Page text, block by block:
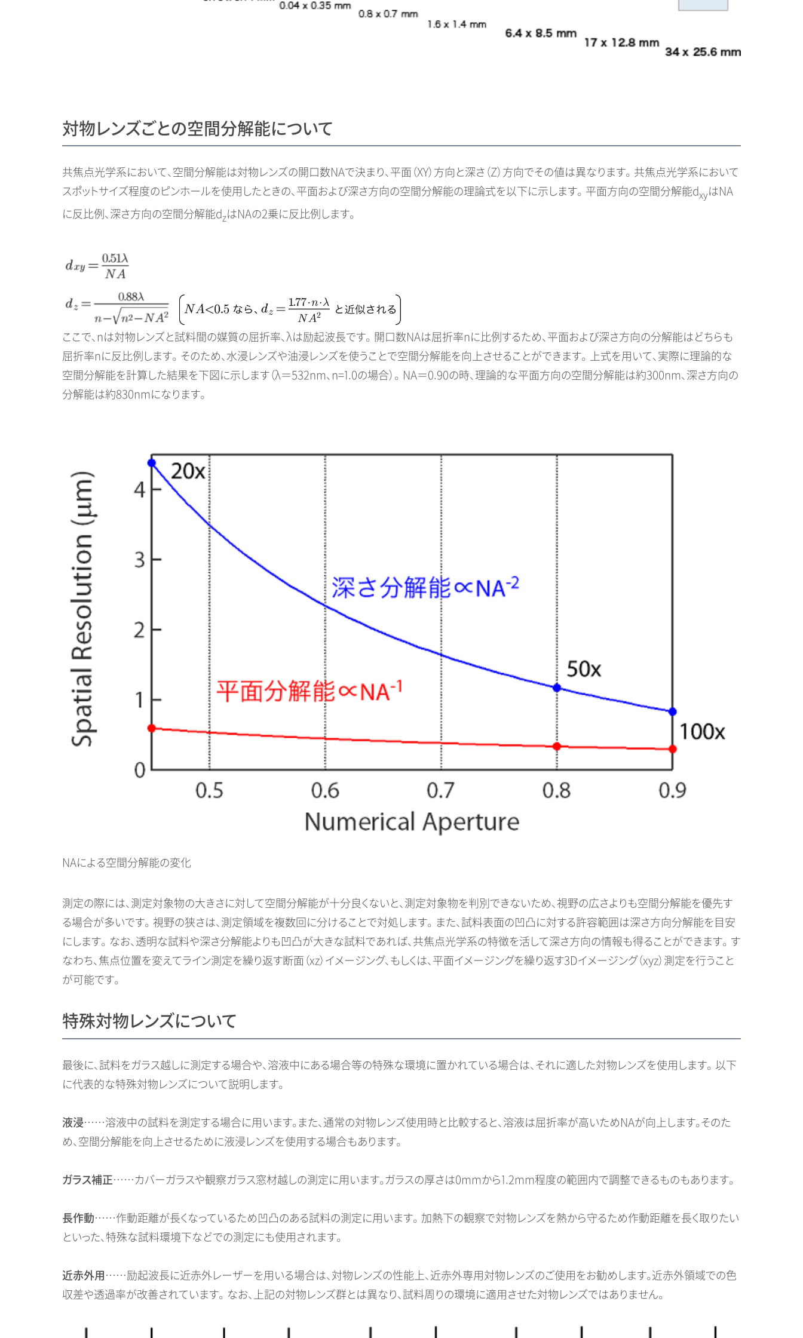
対物レンズごとの空間分解能について
共焦点光学系において、空間分解能は対物レンズの開口数NAで決まり、平面（XY）方向と深さ（Z）方向でその値は異なります。 共焦点光学系において
スポットサイズ程度のピンホールを使用したときの、平面および深さ方向の空間分解能の理論式を以下に示します。 平面方向の空間分解能dxyはNA
に反比例、深さ方向の空間分解能dzはNAの2乗に反比例します。
ここで、nは対物レンズと試料間の媒質の屈折率、λは励起波長です。 開口数NAは屈折率nに比例するため、平面および深さ方向の分解能はどちらも
屈折率nに反比例します。 そのため、水浸レンズや油浸レンズを使うことで空間分解能を向上させることができます。 上式を用いて、実際に理論的な
空間分解能を計算した結果を下図に示します（λ＝532nm、n=1.0の場合）。 NA＝0.90の時、理論的な平面方向の空間分解能は約300nm、深さ方向の
分解能は約830nmになります。
NAによる空間分解能の変化
測定の際には、測定対象物の大きさに対して空間分解能が十分良くないと、測定対象物を判別できないため、視野の広さよりも空間分解能を優先す
る場合が多いです。 視野の狭さは、測定領域を複数回に分けることで対処します。 また、試料表面の凹凸に対する許容範囲は深さ方向分解能を目安
にします。 なお、透明な試料や深さ分解能よりも凹凸が大きな試料であれば、共焦点光学系の特徴を活して深さ方向の情報も得ることができます。 す
なわち、焦点位置を変えてライン測定を繰り返す断面（xz）イメージング、もしくは、平面イメージングを繰り返す3Dイメージング（xyz）測定を行うこと
が可能です。
特殊対物レンズについて
最後に、試料をガラス越しに測定する場合や、溶液中にある場合等の特殊な環境に置かれている場合は、それに適した対物レンズを使用します。 以下
に代表的な特殊対物レンズについて説明します。
液浸……溶液中の試料を測定する場合に用います。また、通常の対物レンズ使用時と比較すると、溶液は屈折率が高いためNAが向上します。そのた
め、空間分解能を向上させるために液浸レンズを使用する場合もあります。
ガラス補正……カバーガラスや観察ガラス窓材越しの測定に用います。ガラスの厚さは0mmから1.2mm程度の範囲内で調整できるものもあります。
長作動……作動距離が長くなっているため凹凸のある試料の測定に用います。 加熱下の観察で対物レンズを熱から守るため作動距離を長く取りたい
といった、特殊な試料環境下などでの測定にも使用されます。
近赤外用……励起波長に近赤外レーザーを用いる場合は、対物レンズの性能上、近赤外専用対物レンズのご使用をお勧めします。近赤外領域での色
収差や透過率が改善されています。 なお、上記の対物レンズ群とは異なり、試料周りの環境に適用させた対物レンズではありません。